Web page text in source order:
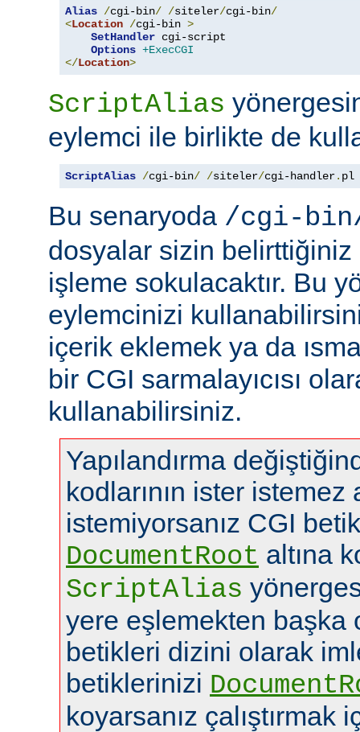
Alias /cgi-bin/ /siteler/cgi-bin/
<Location /cgi-bin >
SetHandler cgi-script
Options +ExecCGI
</Location>
ScriptAlias
eylemci ile birlikte de
ScriptAlias /cgi-bin/ /siteler/cgi-handler. pl
Bu senaryoda /cgi-
dosyalar sizin belirttiğiniz
işleme sokulacaktır. Bu
eylemcinizi
içerik eklemek ya da
bir CGI sarmalayıcısı
kullanabilirsiniz.
Yapılandırma
kodlarının ister istemez
istemiyorsanız CGI
DocumentRoot altına
ScriptAlias
yere eşlemekten başka
betikleri dizini olarak
betiklerinizi
koyarsanız çalıştırmak